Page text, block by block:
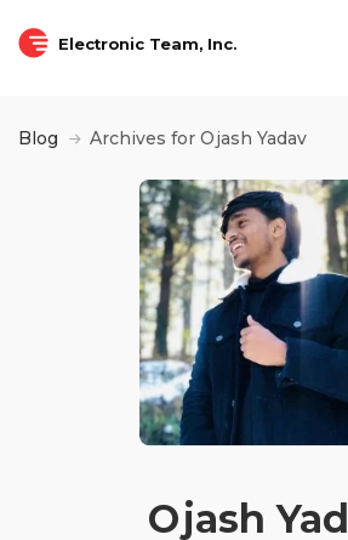
Electronic Team, Inc.
Blog Archives for Ojash Yadav
Ojash